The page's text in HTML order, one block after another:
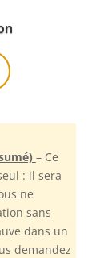
– Ce
: il sera
ne
sans
dans un
demandez